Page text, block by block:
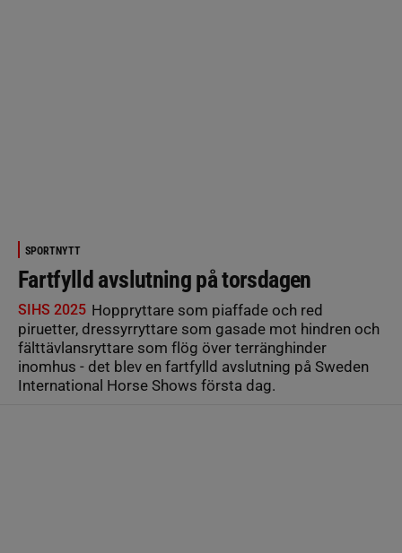
SPORTNYTT
Fartfylld avslutning på torsdagen
SIHS 2025 Hoppryttare som piaffade och red
piruetter, dressyrryttare som gasade mot hindren och
fälttävlansryttare som flög över terränghinder
inomhus - det blev en fartfylld avslutning på Sweden
International Horse Shows första dag.